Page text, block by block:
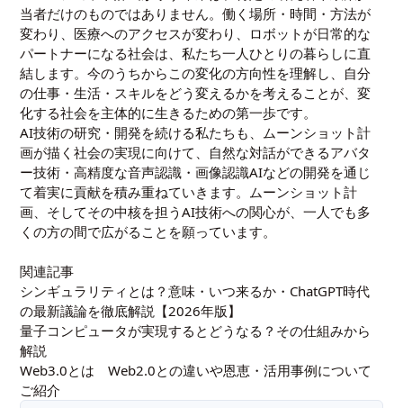
当者だけのものではありません。働く場所・時間・方法が
変わり、医療へのアクセスが変わり、ロボットが日常的な
パートナーになる社会は、私たち一人ひとりの暮らしに直
結します。今のうちからこの変化の方向性を理解し、自分
の仕事・生活・スキルをどう変えるかを考えることが、変
化する社会を主体的に生きるための第一歩です。
AI技術の研究・開発を続ける私たちも、ムーンショット計
画が描く社会の実現に向けて、自然な対話ができるアバタ
ー技術・高精度な音声認識・画像認識AIなどの開発を通じ
て着実に貢献を積み重ねていきます。ムーンショット計
画、そしてその中核を担うAI技術への関心が、一人でも多
くの方の間で広がることを願っています。
関連記事
シンギュラリティとは？意味・いつ来るか・ChatGPT時代
の最新議論を徹底解説【2026年版】
量子コンピュータが実現するとどうなる？その仕組みから
解説
Web3.0とは Web2.0との違いや恩恵・活用事例について
ご紹介